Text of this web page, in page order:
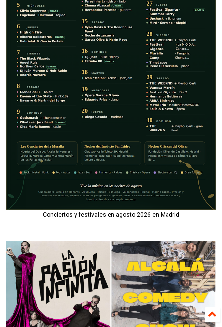
Conciertos y festivales en agosto 2026 en Madrid